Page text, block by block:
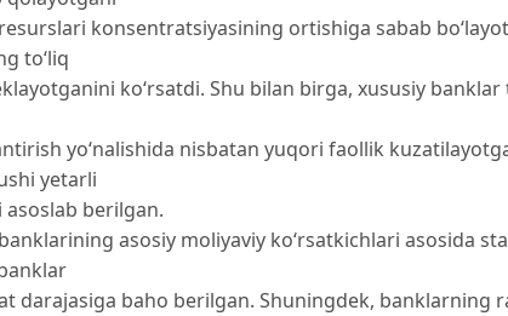
konsentratsiyasining ortishiga sabab
to‘liq
ko‘rsatdi. Shu bilan birga, xususiy
yo‘nalishida nisbatan yuqori faollik
yetarli
berilgan.
asosiy moliyaviy ko‘rsatkichlari asosida
darajasiga baho berilgan. Shuningdek, banklarning